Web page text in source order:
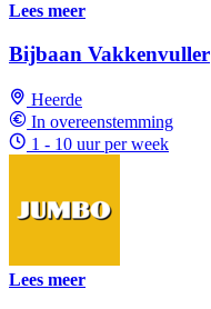
Lees meer
Bijbaan Vakkenvuller
Heerde
In overeenstemming
1 - 10 uur per week
Lees meer